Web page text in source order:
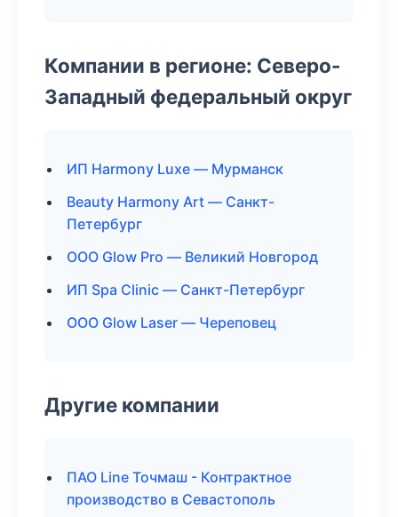
Компании в регионе: Северо-
Западный федеральный округ
ИП Harmony Luxe — Мурманск
Beauty Harmony Art — Санкт-
Петербург
ООО Glow Pro — Великий Новгород
ИП Spa Clinic — Санкт-Петербург
ООО Glow Laser — Череповец
Другие компании
ПАО Line Точмаш - Контрактное
производство в Севастополь